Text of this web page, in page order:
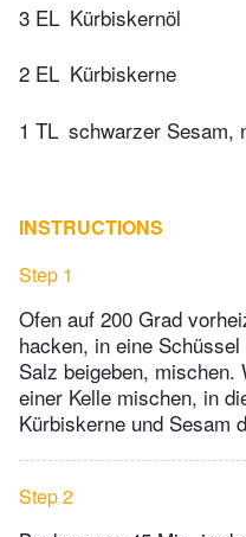
3 EL Kürbiskernöl
2 EL Kürbiskerne
1 TL schwarzer Sesam,
INSTRUCTIONS
Step 1
Ofen auf 200 Grad
hacken, in eine
Salz beigeben, mischen.
einer Kelle mischen, in
Kürbiskerne und Sesam
Step 2